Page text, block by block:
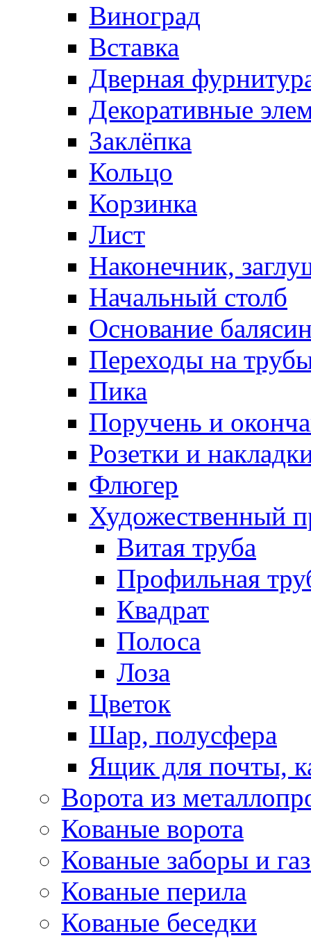
Виноград
Вставка
Дверная
Декоративные
Заклёпка
Кольцо
Корзинка
Лист
Наконечник,
Начальный столб
Основание
Переходы на
Пика
Поручень и
Розетки и
Флюгер
Художественный
Витая труба
Профильная
Квадрат
Полоса
Лоза
Цветок
Шар, полусфера
Ящик для почты,
Ворота из
Кованые ворота
Кованые заборы и
Кованые перила
Кованые беседки